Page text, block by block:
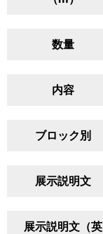
数量
内容
ブロック別
展示説明文
展示説明文（英